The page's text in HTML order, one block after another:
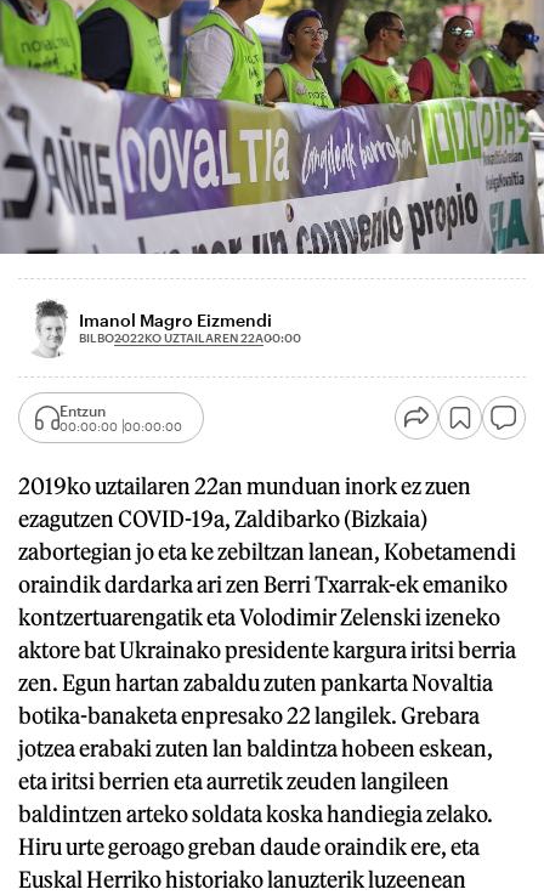
Imanol Magro Eizmendi
BILBO2022KO UZTAILAREN 22A00:00
Entzun
00:00:00 00:00:00
2019ko uztailaren 22an munduan inork ez zuen
ezagutzen COVID-19a, Zaldibarko (Bizkaia)
zabortegian jo eta ke zebiltzan lanean, Kobetamendi
oraindik dardarka ari zen Berri Txarrak-ek emaniko
kontzertuarengatik eta Volodimir Zelenski izeneko
aktore bat Ukrainako presidente kargura iritsi berria
zen. Egun hartan zabaldu zuten pankarta Novaltia
botika-banaketa enpresako 22 langilek. Grebara
jotzea erabaki zuten lan baldintza hobeen eskean,
eta iritsi berrien eta aurretik zeuden langileen
baldintzen arteko soldata koska handiegia zelako.
Hiru urte geroago greban daude oraindik ere, eta
Euskal Herriko historiako lanuzterik luzeenean